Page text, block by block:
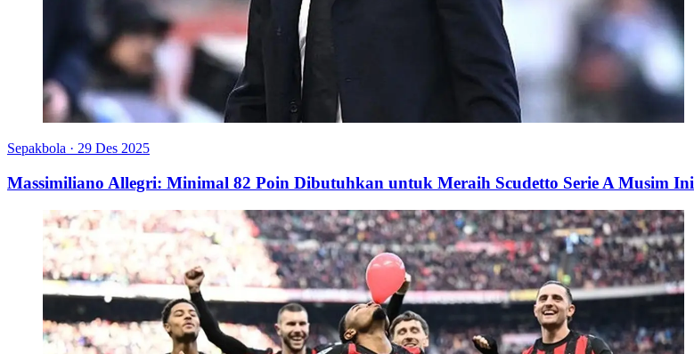
Sepakbola · 29 Des 2025
Massimiliano Allegri: Minimal 82 Poin Dibutuhkan untuk Meraih Scudetto Serie A Musim Ini